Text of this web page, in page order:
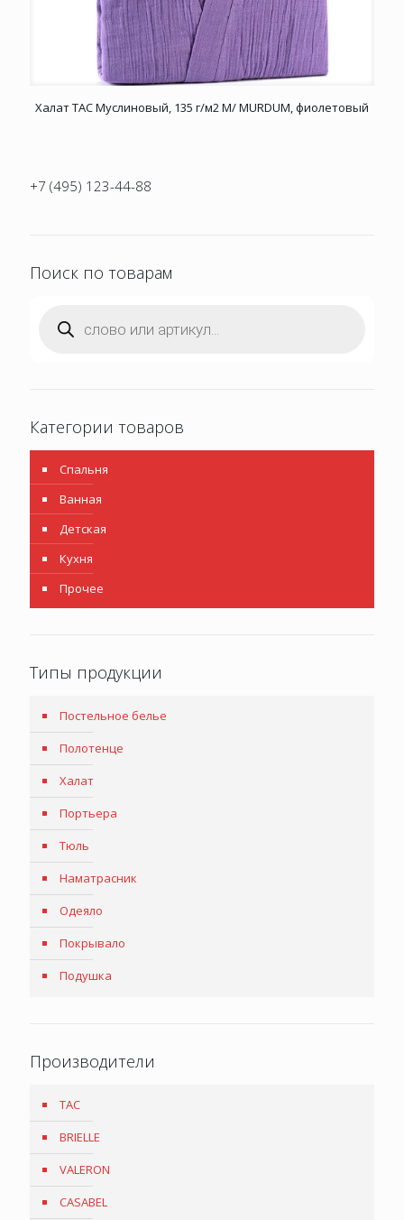
Халат TAC Муслиновый, 135 г/м2 M/ MURDUM, фиолетовый
+7 (495) 123-44-88
Поиск по товарам
товаров
Категории товаров
Спальня
Ванная
Детская
Кухня
Прочее
Типы продукции
Постельное белье
Полотенце
Халат
Портьера
Тюль
Наматрасник
Одеяло
Покрывало
Подушка
Производители
TAC
BRIELLE
VALERON
CASABEL